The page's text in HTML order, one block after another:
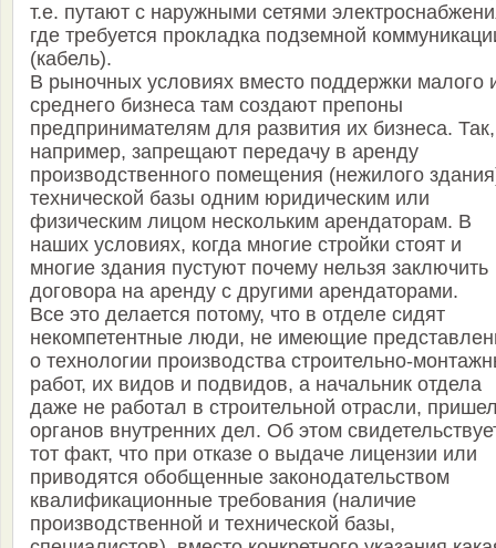
т.е. путают с наружными сетями
где требуется прокладка подземной
(кабель).
В рыночных условиях вместо поддержки малого
среднего бизнеса там создают препоны
предпринимателям для развития их бизнеса. Так,
например, запрещают передачу в аренду
производственного помещения (нежилого
технической базы одним юридическим или
физическим лицом нескольким арендаторам. В
наших условиях, когда многие стройки стоят и
многие здания пустуют почему нельзя заключить
договора на аренду с другими арендаторами.
Все это делается потому, что в отделе сидят
некомпетентные люди, не имеющие
о технологии производства строительно-
работ, их видов и подвидов, а начальник отдела
даже не работал в строительной отрасли,
органов внутренних дел. Об этом
тот факт, что при отказе о выдаче лицензии или
приводятся обобщенные законодательством
квалификационные требования (наличие
производственной и технической базы,